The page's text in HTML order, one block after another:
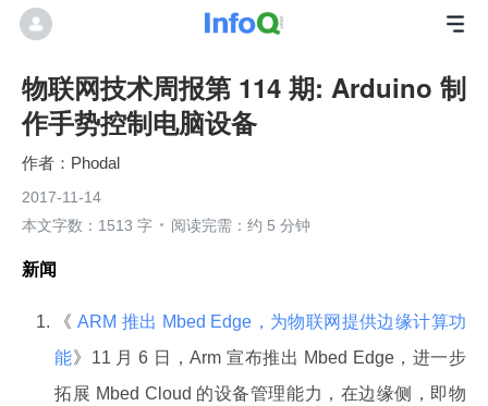
物联网技术周报第 114 期: Arduino 制
作手势控制电脑设备
Phodal
2017-11-14
本文字数：1513 字
阅读完需：约 5 分钟
新闻
《 ARM 推出 Mbed Edge，为物联网提供边缘计算功
能》11 月 6 日，Arm 宣布推出 Mbed Edge，进一步
拓展 Mbed Cloud 的设备管理能力，在边缘侧，即物